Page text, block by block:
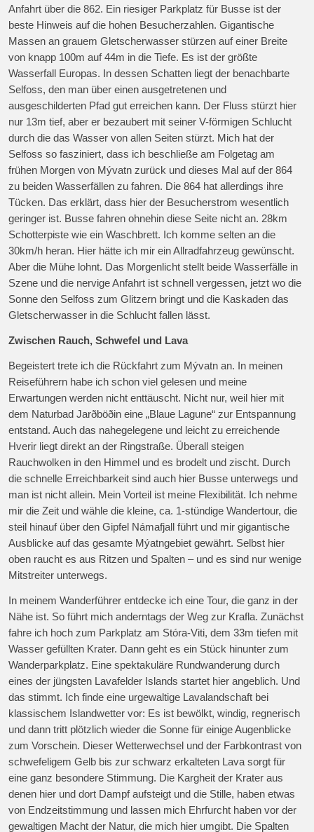
Anfahrt über die 862. Ein riesiger Parkplatz für Busse ist der
beste Hinweis auf die hohen Besucherzahlen. Gigantische
Massen an grauem Gletscherwasser stürzen auf einer Breite
von knapp 100m auf 44m in die Tiefe. Es ist der größte
Wasserfall Europas. In dessen Schatten liegt der benachbarte
Selfoss, den man über einen ausgetretenen und
ausgeschilderten Pfad gut erreichen kann. Der Fluss stürzt hier
nur 13m tief, aber er bezaubert mit seiner V-förmigen Schlucht
durch die das Wasser von allen Seiten stürzt. Mich hat der
Selfoss so fasziniert, dass ich beschließe am Folgetag am
frühen Morgen von Mývatn zurück und dieses Mal auf der 864
zu beiden Wasserfällen zu fahren. Die 864 hat allerdings ihre
Tücken. Das erklärt, dass hier der Besucherstrom wesentlich
geringer ist. Busse fahren ohnehin diese Seite nicht an. 28km
Schotterpiste wie ein Waschbrett. Ich komme selten an die
30km/h heran. Hier hätte ich mir ein Allradfahrzeug gewünscht.
Aber die Mühe lohnt. Das Morgenlicht stellt beide Wasserfälle in
Szene und die nervige Anfahrt ist schnell vergessen, jetzt wo die
Sonne den Selfoss zum Glitzern bringt und die Kaskaden das
Gletscherwasser in die Schlucht fallen lässt.
Zwischen Rauch, Schwefel und Lava
Begeistert trete ich die Rückfahrt zum Mývatn an. In meinen
Reiseführern habe ich schon viel gelesen und meine
Erwartungen werden nicht enttäuscht. Nicht nur, weil hier mit
dem Naturbad Jarðböðin eine „Blaue Lagune“ zur Entspannung
entstand. Auch das nahegelegene und leicht zu erreichende
Hverir liegt direkt an der Ringstraße. Überall steigen
Rauchwolken in den Himmel und es brodelt und zischt. Durch
die schnelle Erreichbarkeit sind auch hier Busse unterwegs und
man ist nicht allein. Mein Vorteil ist meine Flexibilität. Ich nehme
mir die Zeit und wähle die kleine, ca. 1-stündige Wandertour, die
steil hinauf über den Gipfel Námafjall führt und mir gigantische
Ausblicke auf das gesamte Mýatngebiet gewährt. Selbst hier
oben raucht es aus Ritzen und Spalten – und es sind nur wenige
Mitstreiter unterwegs.
In meinem Wanderführer entdecke ich eine Tour, die ganz in der
Nähe ist. So führt mich anderntags der Weg zur Krafla. Zunächst
fahre ich hoch zum Parkplatz am Stóra-Viti, dem 33m tiefen mit
Wasser gefüllten Krater. Dann geht es ein Stück hinunter zum
Wanderparkplatz. Eine spektakuläre Rundwanderung durch
eines der jüngsten Lavafelder Islands startet hier angeblich. Und
das stimmt. Ich finde eine urgewaltige Lavalandschaft bei
klassischem Islandwetter vor: Es ist bewölkt, windig, regnerisch
und dann tritt plötzlich wieder die Sonne für einige Augenblicke
zum Vorschein. Dieser Wetterwechsel und der Farbkontrast von
schwefeligem Gelb bis zur schwarz erkalteten Lava sorgt für
eine ganz besondere Stimmung. Die Kargheit der Krater aus
denen hier und dort Dampf aufsteigt und die Stille, haben etwas
von Endzeitstimmung und lassen mich Ehrfurcht haben vor der
gewaltigen Macht der Natur, die mich hier umgibt. Die Spalten